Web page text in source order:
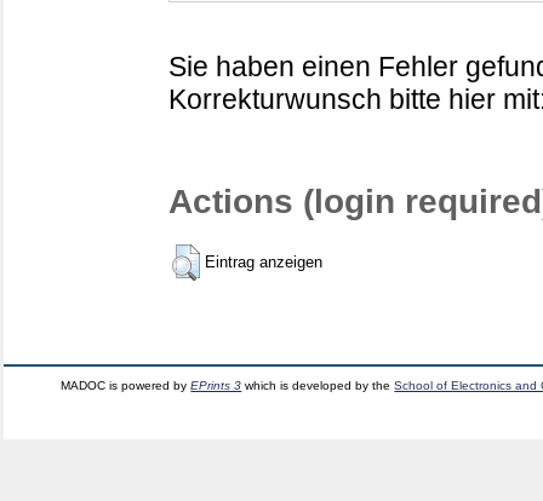
Sie haben einen Fehler
Korrekturwunsch bitte hier
Actions (login
Eintrag anzeigen
MADOC is powered byEPrints 3 which is developed by theSchool of Electronics and